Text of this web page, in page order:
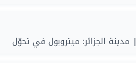
| مدينة الجزائر: ميتروبول في تحوّل